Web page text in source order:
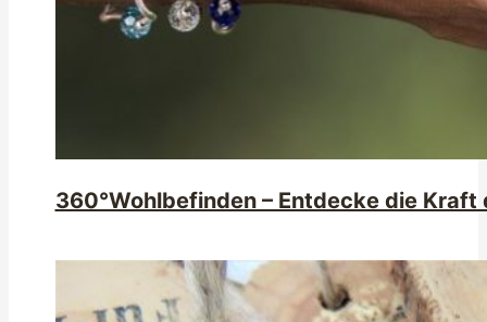
360°Wohlbefinden – Entdecke die Kraft